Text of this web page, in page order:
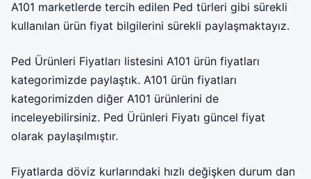
A101 marketlerde tercih edilen Ped türleri gibi sürekli
kullanılan ürün fiyat bilgilerini sürekli paylaşmaktayız.
Ped Ürünleri Fiyatları listesini A101 ürün fiyatları
kategorimizde paylaştık. A101 ürün fiyatları
kategorimizden diğer A101 ürünlerini de
inceleyebilirsiniz. Ped Ürünleri Fiyatı güncel fiyat
olarak paylaşılmıştır.
Fiyatlarda döviz kurlarındaki hızlı değişken durum dan